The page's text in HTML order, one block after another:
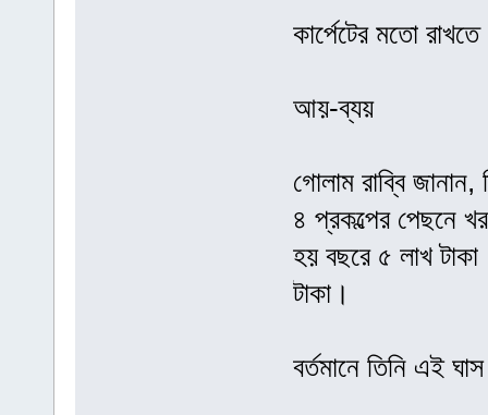
কার্পেটের মতো
আয়-ব্যয়
গোলাম রাব্বি
৪ প্রকল্পের পেছনে
হয় বছরে ৫ লাখ
টাকা।
বর্তমানে তিনি এই